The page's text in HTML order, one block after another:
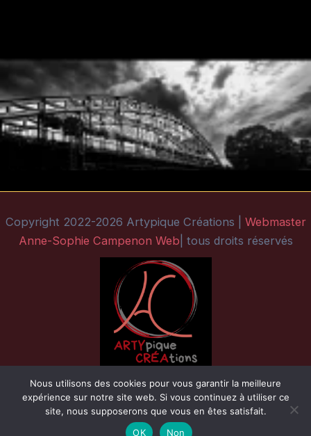
Copyright 2022-2026 Artypique Créations | Webmaster
Anne-Sophie Campenon Web | tous droits réservés
Nous utilisons des cookies pour vous garantir la meilleure
expérience sur notre site web. Si vous continuez à utiliser ce
site, nous supposerons que vous en êtes satisfait.
OK
Non